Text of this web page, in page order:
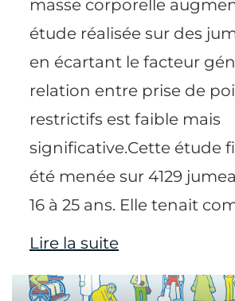
masse corporelle
étude réalisée sur des
en écartant le facteur
relation entre prise de
restrictifs est faible mais
significative.Cette étude
été menée sur 4129
16 à 25 ans. Elle tenait
Lire la suite